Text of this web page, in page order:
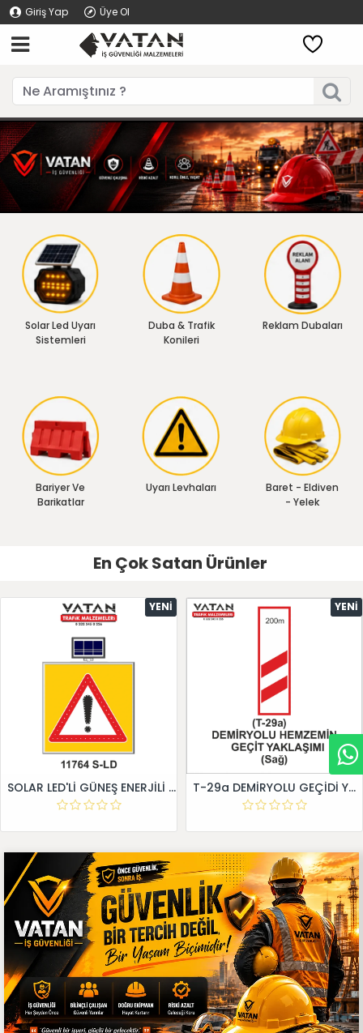
Giriş Yap Üye Ol
Solar Led Uyarı
Sistemleri
Duba & Trafik
Konileri
Reklam Dubaları
Bariyer Ve
Barikatlar
Uyarı Levhaları
Baret - Eldiven
- Yelek
En Çok Satan Ürünler
YENI
SOLAR LED'Lİ GÜNEŞ ENERJİLİ LEVHA
YENI
T-29a DEMİRYOLU GEÇİDİ YAKLAŞIM LEVHALARI (Sağ)